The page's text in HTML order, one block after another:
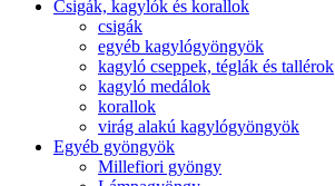
Csigák, kagylók és korallok
csigák
egyéb kagylógyöngyök
kagyló cseppek, téglák és tallérok
kagyló medálok
korallok
virág alakú kagylógyöngyök
Egyéb gyöngyök
Millefiori gyöngy